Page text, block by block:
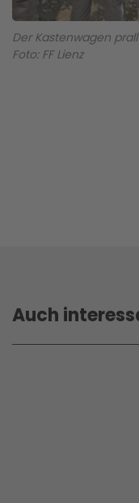
Der Kastenwagen
Foto: FF Lienz
Auch